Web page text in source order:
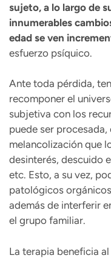
sujeto, a lo largo de
innumerables
edad se ven
esfuerzo psíquico.
Ante toda pérdida,
recomponer el
subjetiva con los
puede ser
melancolización que
desinterés, descuido
etc. Esto, a su vez,
patológicos
además de interferir
el grupo familiar.
La terapia beneficia